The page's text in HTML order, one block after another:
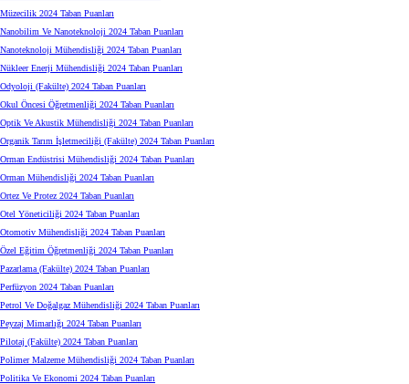
Müzecilik 2024 Taban Puanları
Nanobilim Ve Nanoteknoloji 2024 Taban Puanları
Nanoteknoloji Mühendisliği 2024 Taban Puanları
Nükleer Enerji Mühendisliği 2024 Taban Puanları
Odyoloji (Fakülte) 2024 Taban Puanları
Okul Öncesi Öğretmenliği 2024 Taban Puanları
Optik Ve Akustik Mühendisliği 2024 Taban Puanları
Organik Tarım İşletmeciliği (Fakülte) 2024 Taban Puanları
Orman Endüstrisi Mühendisliği 2024 Taban Puanları
Orman Mühendisliği 2024 Taban Puanları
Ortez Ve Protez 2024 Taban Puanları
Otel Yöneticiliği 2024 Taban Puanları
Otomotiv Mühendisliği 2024 Taban Puanları
Özel Eğitim Öğretmenliği 2024 Taban Puanları
Pazarlama (Fakülte) 2024 Taban Puanları
Perfüzyon 2024 Taban Puanları
Petrol Ve Doğalgaz Mühendisliği 2024 Taban Puanları
Peyzaj Mimarlığı 2024 Taban Puanları
Pilotaj (Fakülte) 2024 Taban Puanları
Polimer Malzeme Mühendisliği 2024 Taban Puanları
Politika Ve Ekonomi 2024 Taban Puanları